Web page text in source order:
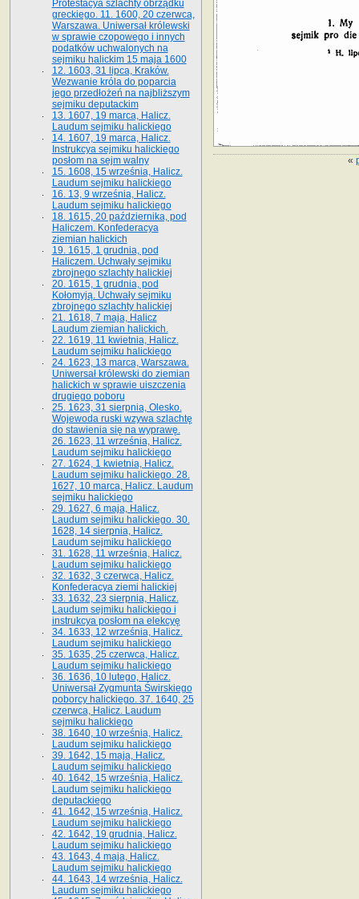
«
Protestacya szlachty obrządku
greckiego. 11. 1600, 20 czerwca,
Warszawa. Uniwersał królewski
w sprawie czopowego i innych
podatków uchwalonych na
sejmiku halickim 15 maja 1600
12. 1603, 31 lipca, Kraków.
Wezwanie króla do poparcia
jego przedłożeń na najbliższym
sejmiku deputackim
13. 1607, 19 marca, Halicz.
Laudum sejmiku halickiego
14. 1607, 19 marca, Halicz.
Instrukcya sejmiku halickiego
posłom na sejm walny
15. 1608, 15 września, Halicz.
Laudum sejmiku halickiego
16. 13, 9 września, Halicz.
Laudum sejmiku halickiego
18. 1615, 20 października, pod
Haliczem. Konfederacya
ziemian halickich
19. 1615, 1 grudnia, pod
Haliczem. Uchwały sejmiku
zbrojnego szlachty halickiej
20. 1615, 1 grudnia, pod
Kołomyją. Uchwały sejmiku
zbrojnego szlachty halickiej
21. 1618, 7 maja, Halicz
Laudum ziemian halickich.
22. 1619, 11 kwietnia, Halicz.
Laudum sejmiku halickiego
24. 1623, 13 marca, Warszawa.
Uniwersał królewski do ziemian
halickich w sprawie uiszczenia
drugiego poboru
25. 1623, 31 sierpnia, Olesko.
Wojewoda ruski wzywa szlachtę
do stawienia się na wyprawę.
26. 1623, 11 września, Halicz.
Laudum sejmiku halickiego
27. 1624, 1 kwietnia, Halicz.
Laudum sejmiku halickiego. 28.
1627, 10 marca, Halicz. Laudum
sejmiku halickiego
29. 1627, 6 maja, Halicz.
Laudum sejmiku halickiego. 30.
1628, 14 sierpnia, Halicz.
Laudum sejmiku halickiego
31. 1628, 11 września, Halicz.
Laudum sejmiku halickiego
32. 1632, 3 czerwca, Halicz.
Konfederacya ziemi halickiej
33. 1632, 23 sierpnia, Halicz.
Laudum sejmiku halickiego i
instrukcya posłom na elekcyę
34. 1633, 12 września, Halicz.
Laudum sejmiku halickiego
35. 1635, 25 czerwca, Halicz.
Laudum sejmiku halickiego
36. 1636, 10 lutego, Halicz.
Uniwersał Zygmunta Świrskiego
poborcy halickiego. 37. 1640, 25
czerwca, Halicz. Laudum
sejmiku halickiego
38. 1640, 10 września, Halicz.
Laudum sejmiku halickiego
39. 1642, 15 maja, Halicz.
Laudum sejmiku halickiego
40. 1642, 15 września, Halicz.
Laudum sejmiku halickiego
deputackiego
41. 1642, 15 września, Halicz.
Laudum sejmiku halickiego
42. 1642, 19 grudnia, Halicz.
Laudum sejmiku halickiego
43. 1643, 4 maja, Halicz.
Laudum sejmiku halickiego
44. 1643, 14 września, Halicz.
Laudum sejmiku halickiego